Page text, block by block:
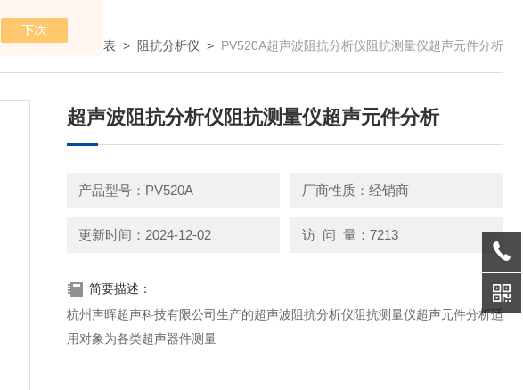
产品中心>仪器仪表 > 阻抗分析仪 > PV520A超声波阻抗分析仪阻抗测量仪超声元件分析
超声波阻抗分析仪阻抗测量仪超声元件分析
产品型号：PV520A 厂商性质：经销商
更新时间：2024-12-02 访 问 量：7213
简要描述：
杭州声晖超声科技有限公司生产的超声波阻抗分析仪阻抗测量仪超声元件分析适
用对象为各类超声器件测量